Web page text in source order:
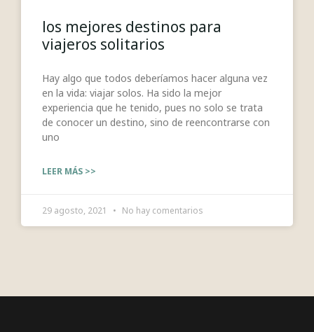
los mejores destinos para
viajeros solitarios
Hay algo que todos deberíamos hacer alguna vez
en la vida: viajar solos. Ha sido la mejor
experiencia que he tenido, pues no solo se trata
de conocer un destino, sino de reencontrarse con
uno
LEER MÁS >>
29 agosto, 2021 No hay comentarios